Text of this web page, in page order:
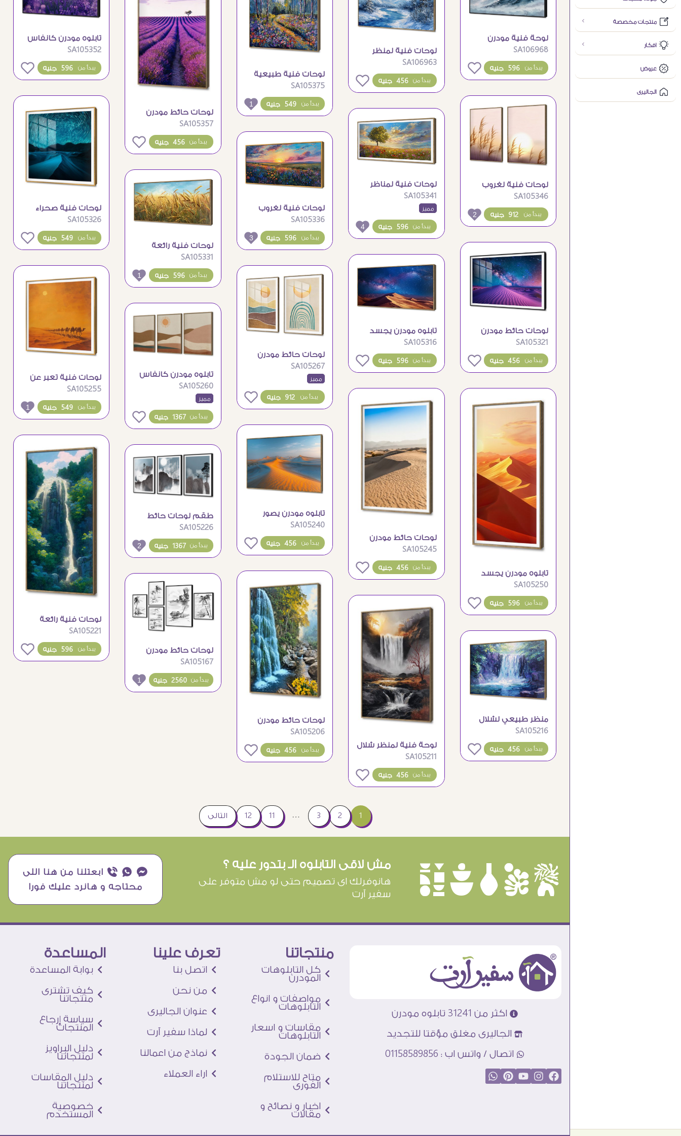
منتجات مخصصة
افكار
عروض
الجاليرى
لوحة فنية مودرن
لقمم الجبال الثلجية
SA106968
596 جنيه يبدأ من
لوحات فنية لمنظر
جبال شتوية ساحرة
SA106963
456 جنيه يبدأ من 0
لوحات فنية طبيعية
لغابة زهور ملونة خلابة
SA105375
549 جنيه يبدأ من 1
لوحات حائط مودرن
لحقول اللافندر
الساحرة
SA105357
456 جنيه يبدأ من 0
تابلوه مودرن كانفاس
حقول اللافندر
البنفسجية الرائعة
SA105352
596 جنيه يبدأ من
لوحات فنية لغروب
الشمس الساحر مع
سنابل القمح
SA105346
912 جنيه يبدأ من 2
لوحات فنية لمناظر
طبيعية خلابة شجرة
وزهور
SA105341
مميز
596 جنيه يبدأ من 4
لوحات فنية لغروب
الشمس الساحر
وحقول الزهور
SA105336
596 جنيه يبدأ من 3
لوحات فنية رائعة
لمناظر حقول القمح
الذهبية
SA105331
596 جنيه يبدأ من 1
لوحات فنية صحراء
ليلية مع حركة النجوم
SA105326
549 جنيه يبدأ من 0
لوحات حائط مودرن
تصور سحر مجرة
النجوم والصحراء
SA105321
456 جنيه يبدأ من
تابلوه مودرن يجسد
سحر الصحراء والنجوم
SA105316
596 جنيه يبدأ من 0
لوحات حائط مودرن
بتصميم بوهيمي
للشمس والقمر
SA105267
مميز
912 جنيه يبدأ من 0
تابلوه مودرن كانفاس
يصور تلال الشمس
بتصميم بوهو
SA105260
مميز
1367 جنيه يبدأ من
لوحات فنية تعبر عن
جمال الصحراء والجمال
SA105255
549 جنيه يبدأ من 1
تابلوه مودرن يجسد
سحر رمال الصحراء
الذهبية
SA105250
596 جنيه يبدأ من 0
لوحات حائط مودرن
لمناظر طبيعية وكثبان
رملية
SA105245
456 جنيه يبدأ من
تابلوه مودرن يصور
سحر رمال الصحراء
الذهبية
SA105240
456 جنيه يبدأ من 0
طقم لوحات حائط
مودرن للجبال والغزلان
SA105226
1367 جنيه يبدأ من 2
لوحات فنية رائعة
لمنظر طبيعي لشلال
وسط الغابات
SA105221
596 جنيه يبدأ من
منظر طبيعي لشلال
مائي ضمن لوحات
فنية
SA105216
456 جنيه يبدأ من 0
لوحة فنية لمنظر شلال
طبيعي وقت الغروب
SA105211
456 جنيه يبدأ من 0
لوحات حائط مودرن
لمناظر طبيعية لشلال
غابة
SA105206
456 جنيه يبدأ من
لوحات حائط مودرن
شاطئية باللون الاسود
والابيض
SA105167
2560 جنيه يبدأ من 1
1
2
3
…
11
12 التالى
èûôçê مش لاقى التابلوه الـ بتدور عليه ؟
هانوفرلك اى تصميم حتى لو مش متوفر على
سفير آرت
¥ ₧ ƒ ابعتلنا من هنا اللى
محتاجه و هانرد عليك فورا
اكثر من 31241 تابلوه مودرن
الجاليرى مغلق مؤقتا للتجديد
اتصال / واتس اب : 01158589856
منتجاتنا
كل التابلوهات
المودرن
مواصفات و انواع
التابلوهات
مقاسات و اسعار
التابلوهات
ضمان الجودة
متاح للاستلام
الفورى
اخبار و نصائح و
مقالات
تعرف علينا
اتصل بنا
من نحن
عنوان الجاليرى
لماذا سفير آرت
نماذج من اعمالنا
اراء العملاء
المساعدة
بوابة المساعدة
كيف تشترى
منتجاتنا
سياسة إرجاع
المنتجات
دليل البراويز
لمنتجاتنا
دليل المقاسات
لمنتجاتنا
خصوصية
المستخدم